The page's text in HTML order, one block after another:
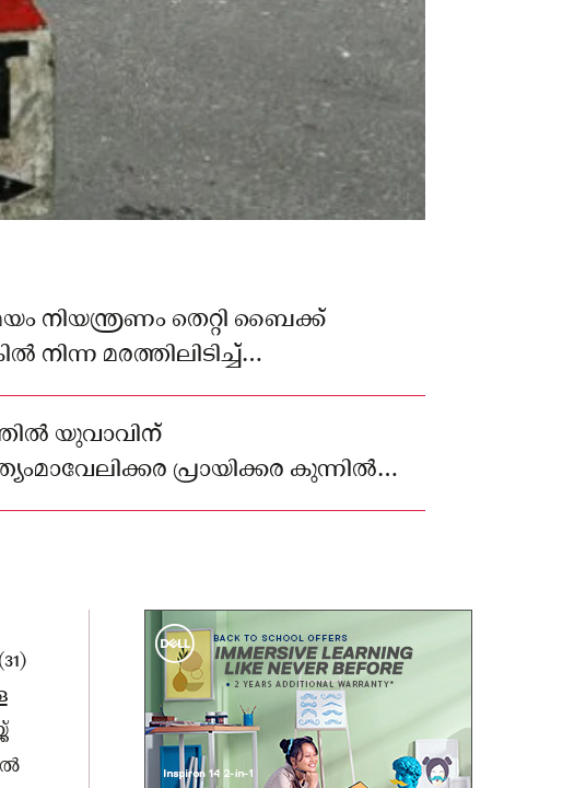
നിയന്ത്രണം തെറ്റി ബൈക്ക്
നിന്ന മരത്തിലിടിച്ച്
യുവാവിന്
പ്രായിക്കര കുന്നിൽ
കാർത്തികേയൻ (31) ആണ്